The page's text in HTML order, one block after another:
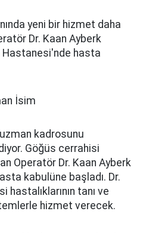
yeni bir hizmet daha
Dr. Kaan Ayberk
Hastanesi'nde hasta
İsim
kadrosunu
Göğüs cerrahisi
Operatör Dr. Kaan Ayberk
kabulüne başladı. Dr.
hastalıklarının tanı ve
hizmet verecek.